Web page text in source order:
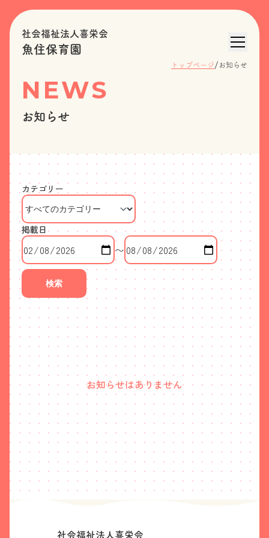
社会福祉法人喜栄会
魚住保育園
トップページ/ お知らせ
NEWS
お知らせ
カテゴリー
掲載日
〜
検索
お知らせはありません
社会福祉法人喜栄会